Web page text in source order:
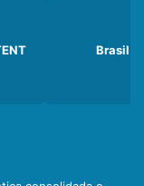
Brasil